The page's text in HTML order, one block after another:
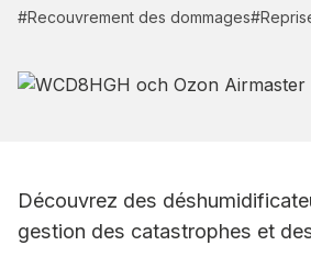
#Recouvrement des dommages#
Découvrez des
gestion des catastrophes et